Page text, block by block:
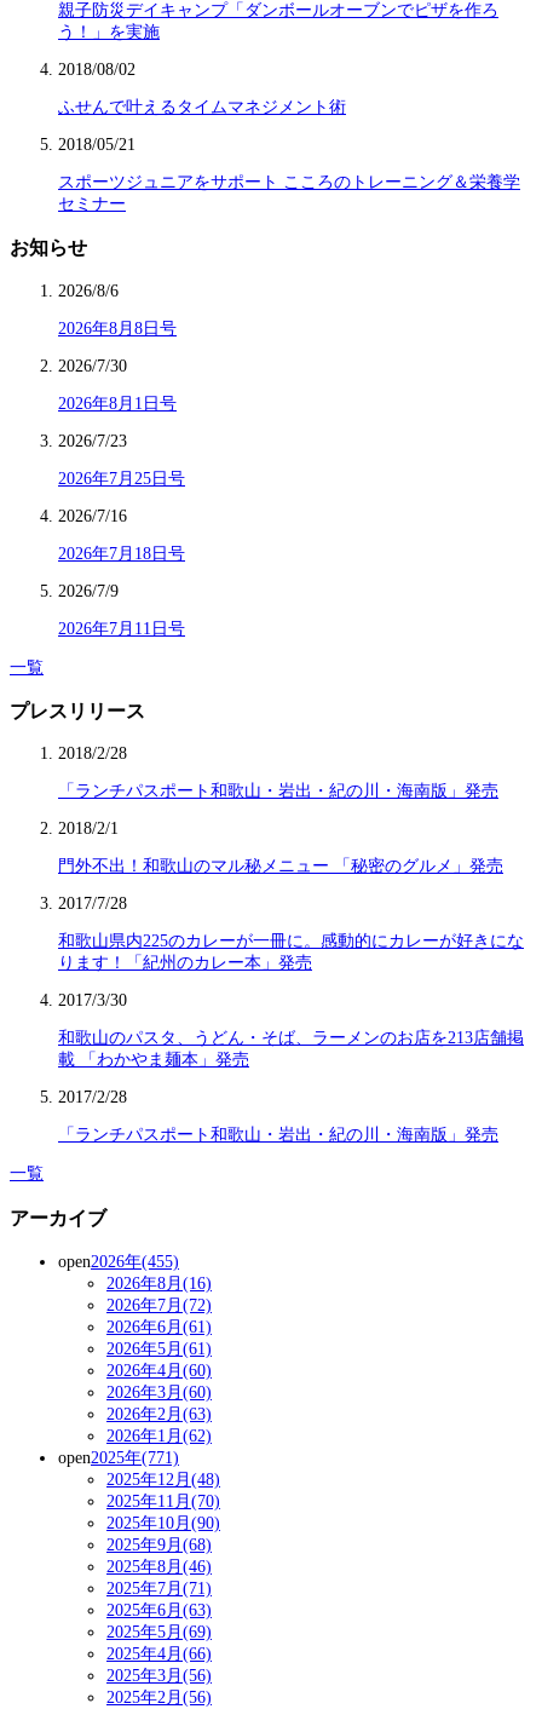
親子防災デイキャンプ「ダンボールオーブンでピザを作ろ
う！」を実施
2018/08/02
ふせんで叶えるタイムマネジメント術
2018/05/21
スポーツジュニアをサポート こころのトレーニング＆栄養学
セミナー
お知らせ
2026/8/6
2026年8月8日号
2026/7/30
2026年8月1日号
2026/7/23
2026年7月25日号
2026/7/16
2026年7月18日号
2026/7/9
2026年7月11日号
一覧
プレスリリース
2018/2/28
「ランチパスポート和歌山・岩出・紀の川・海南版」発売
2018/2/1
門外不出！和歌山のマル秘メニュー 「秘密のグルメ」発売
2017/7/28
和歌山県内225のカレーが一冊に。感動的にカレーが好きにな
ります！「紀州のカレー本」発売
2017/3/30
和歌山のパスタ、うどん・そば、ラーメンのお店を213店舗掲
載 「わかやま麺本」発売
2017/2/28
「ランチパスポート和歌山・岩出・紀の川・海南版」発売
一覧
アーカイブ
open2026年(455)
2026年8月(16)
2026年7月(72)
2026年6月(61)
2026年5月(61)
2026年4月(60)
2026年3月(60)
2026年2月(63)
2026年1月(62)
open2025年(771)
2025年12月(48)
2025年11月(70)
2025年10月(90)
2025年9月(68)
2025年8月(46)
2025年7月(71)
2025年6月(63)
2025年5月(69)
2025年4月(66)
2025年3月(56)
2025年2月(56)